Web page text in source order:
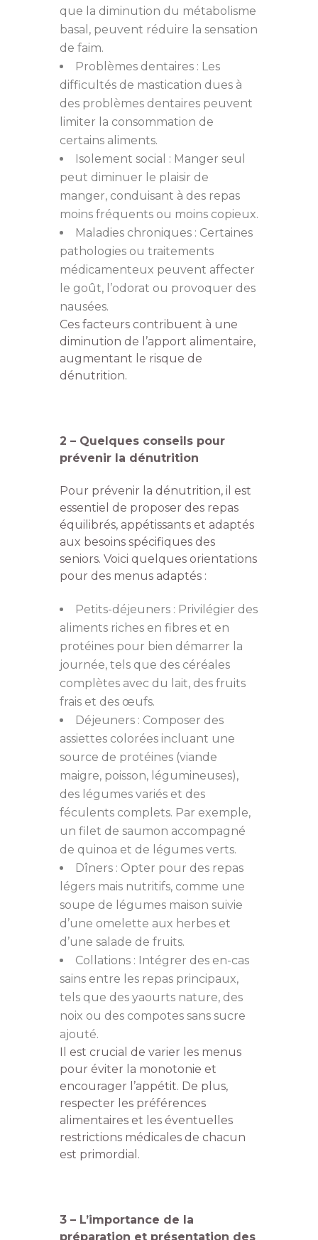
que la diminution du métabolisme
basal, peuvent réduire la sensation
de faim.
Problèmes dentaires : Les
difficultés de mastication dues à
des problèmes dentaires peuvent
limiter la consommation de
certains aliments.
Isolement social : Manger seul
peut diminuer le plaisir de
manger, conduisant à des repas
moins fréquents ou moins copieux.
Maladies chroniques : Certaines
pathologies ou traitements
médicamenteux peuvent affecter
le goût, l’odorat ou provoquer des
nausées.
Ces facteurs contribuent à une
diminution de l’apport alimentaire,
augmentant le risque de
dénutrition.
2 – Quelques conseils pour
prévenir la dénutrition
Pour prévenir la dénutrition, il est
essentiel de proposer des repas
équilibrés, appétissants et adaptés
aux besoins spécifiques des
seniors. Voici quelques orientations
pour des menus adaptés :
Petits-déjeuners : Privilégier des
aliments riches en fibres et en
protéines pour bien démarrer la
journée, tels que des céréales
complètes avec du lait, des fruits
frais et des œufs.
Déjeuners : Composer des
assiettes colorées incluant une
source de protéines (viande
maigre, poisson, légumineuses),
des légumes variés et des
féculents complets. Par exemple,
un filet de saumon accompagné
de quinoa et de légumes verts.
Dîners : Opter pour des repas
légers mais nutritifs, comme une
soupe de légumes maison suivie
d’une omelette aux herbes et
d’une salade de fruits.
Collations : Intégrer des en-cas
sains entre les repas principaux,
tels que des yaourts nature, des
noix ou des compotes sans sucre
ajouté.
Il est crucial de varier les menus
pour éviter la monotonie et
encourager l’appétit. De plus,
respecter les préférences
alimentaires et les éventuelles
restrictions médicales de chacun
est primordial.
3 – L’importance de la
préparation et présentation des